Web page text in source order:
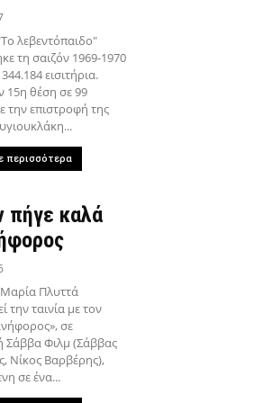
λεβεντόπαιδο"
τη σαιζόν 1969-1970
εισιτήρια.
15η θέση σε 99
την επιστροφή της
περισσότερα
πήγε καλά
Πλυττά
την ταινία με τον
σε
Σάββα Φιλμ (Σάββας
Νίκος Βαρβέρης),
σε ένα...